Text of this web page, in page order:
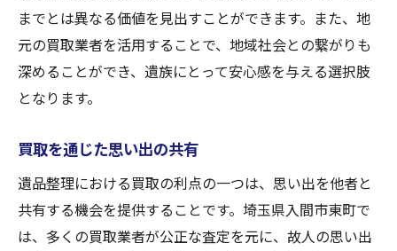
までとは異なる価値を見出すことができます。また、地
元の買取業者を活用することで、地域社会との繋がりも
深めることができ、遺族にとって安心感を与える選択肢
となります。
買取を通じた思い出の共有
遺品整理における買取の利点の一つは、思い出を他者と
共有する機会を提供することです。埼玉県入間市東町で
は、多くの買取業者が公正な査定を元に、故人の思い出